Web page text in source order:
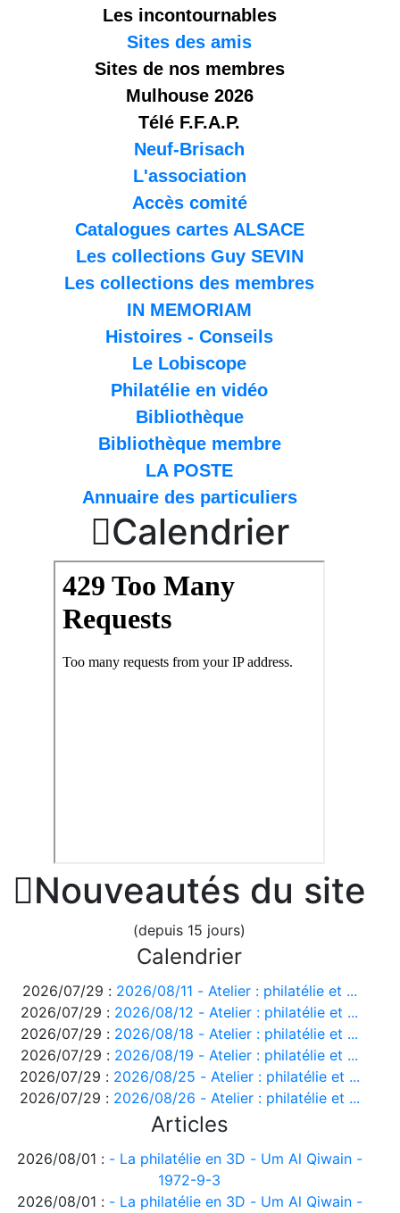
Les incontournables
Sites des amis
Sites de nos membres
Mulhouse 2026
Télé F.F.A.P.
Neuf-Brisach
L'association
Accès comité
Catalogues cartes ALSACE
Les collections Guy SEVIN
Les collections des membres
IN MEMORIAM
Histoires - Conseils
Le Lobiscope
Philatélie en vidéo
Bibliothèque
Bibliothèque membre
LA POSTE
Annuaire des particuliers
Calendrier
Nouveautés du site
(depuis 15 jours)
Calendrier
2026/07/29 : 2026/08/11 - Atelier : philatélie et ...
2026/07/29 : 2026/08/12 - Atelier : philatélie et ...
2026/07/29 : 2026/08/18 - Atelier : philatélie et ...
2026/07/29 : 2026/08/19 - Atelier : philatélie et ...
2026/07/29 : 2026/08/25 - Atelier : philatélie et ...
2026/07/29 : 2026/08/26 - Atelier : philatélie et ...
Articles
2026/08/01 : - La philatélie en 3D - Um Al Qiwain -
1972-9-3
2026/08/01 : - La philatélie en 3D - Um Al Qiwain -